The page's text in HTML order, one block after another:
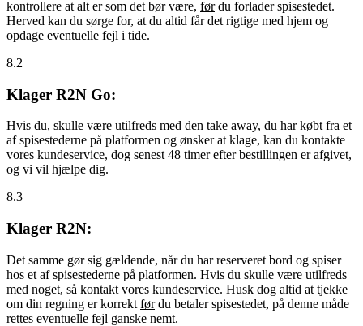
kontrollere at alt er som det bør være, førdu forlader spisestedet.
Herved kan du sørge for, at du altid får det rigtige med hjem og
opdage eventuelle fejl i tide.
8.2
Klager R2N Go:
Hvis du, skulle være utilfreds med den take away, du har købt fra et
af spisestederne på platformen og ønsker at klage, kan du kontakte
vores kundeservice, dog senest 48 timer efter bestillingen er afgivet,
og vi vil hjælpe dig.
8.3
Klager R2N:
Det samme gør sig gældende, når du har reserveret bord og spiser
hos et af spisestederne på platformen. Hvis du skulle være utilfreds
med noget, så kontakt vores kundeservice. Husk dog altid at tjekke
om din regning er korrekt førdu betaler spisestedet, på denne måde
rettes eventuelle fejl ganske nemt.